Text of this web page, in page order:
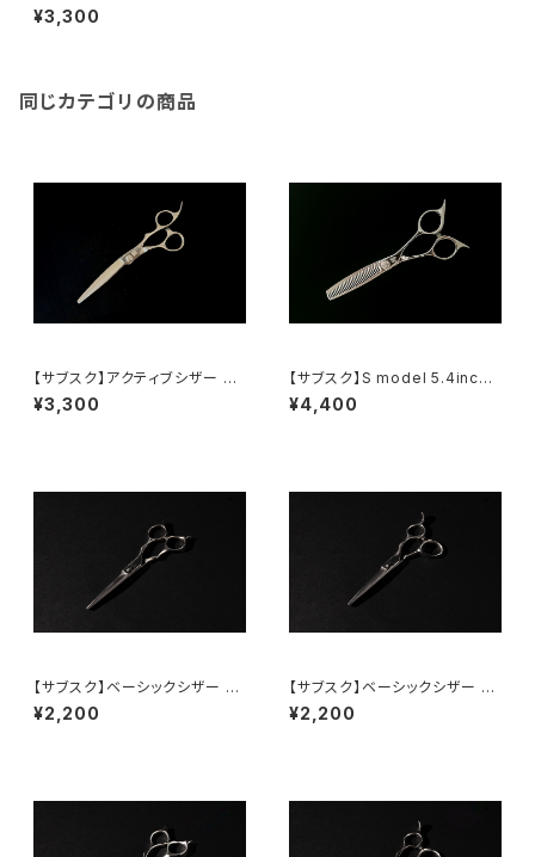
6.3inch（65％）
¥3,300
同じカテゴリの商品
【サブスク】アクティブシザー 6.
5inch（オフセット）
¥3,300
【サブスク】S model 5.4inch
(30%)
¥4,400
【サブスク】ベーシックシザー 5.
5inch（メガネ）
¥2,200
【サブスク】ベーシックシザー 5.
5inch（オフセット）
¥2,200